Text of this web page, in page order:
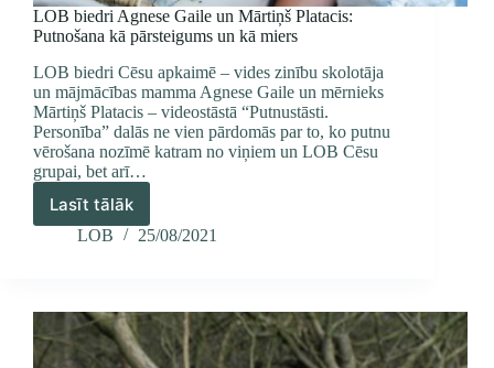
LOB biedri Agnese Gaile un Mārtiņš Platacis:
Putnošana kā pārsteigums un kā miers
LOB biedri Cēsu apkaimē – vides zinību skolotāja
un mājmācības mamma Agnese Gaile un mērnieks
Mārtiņš Platacis – videostāstā “Putnustāsti.
Personība” dalās ne vien pārdomās par to, ko putnu
vērošana nozīmē katram no viņiem un LOB Cēsu
grupai, bet arī…
Lasīt tālāk
LOB
biedri
Mārtiņš
Platacis:
Putnošana
LOB 25/08/2021